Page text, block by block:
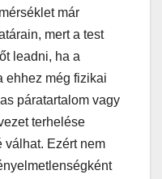
már
mert a test
leadni, ha a
ehhez még fizikai
páratartalom vagy
terhelése
válhat. Ezért nem